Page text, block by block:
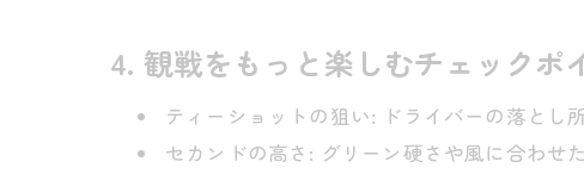
4. 観戦をもっと楽しむチェックポ
ティーショットの狙い: ドライバーの落とし
セカンドの高さ: グリーン硬さや風に合わせ